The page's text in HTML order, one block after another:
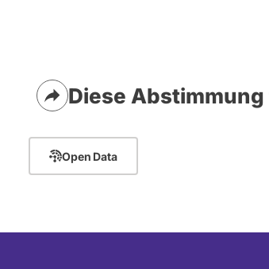
l
e
Diese
Open Data